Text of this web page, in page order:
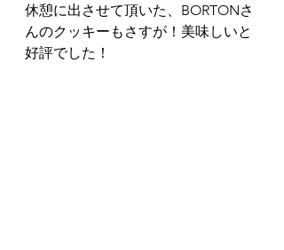
休憩に出させて頂いた、BORTONさ
んのクッキーもさすが！美味しいと
好評でした！